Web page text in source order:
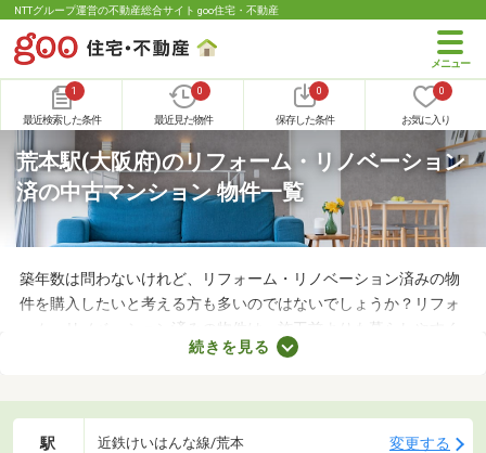
NTTグループ運営の不動産総合サイト goo住宅・不動産
1
最近検索した条件
0
最近見た物件
0
保存した条件
0
お気に入り
荒本駅(大阪府)のリフォーム・リノベーション
済の中古マンション 物件一覧
築年数は問わないけれど、リフォーム・リノベーション済みの物
件を購入したいと考える方も多いのではないでしょうか？リフォ
ーム・リノベーション済みの物件は、施工前よりも暮らしやすく
なっていることがポイント。住みやすさを感じられる最良の物件
済みの中古マンションを紹介しますので、ぜひチェックしてみて
続きを見る
駅 近鉄けいはんな線/荒本 変更する